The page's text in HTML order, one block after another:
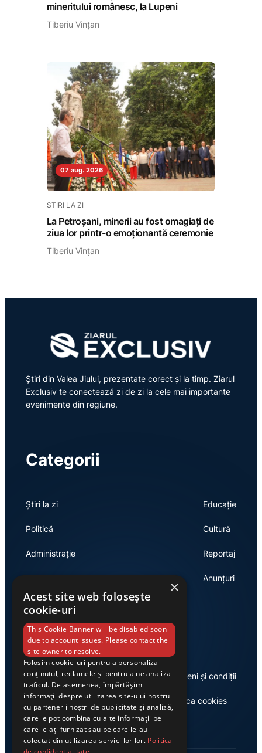
mineritului românesc, la Lupeni
Tiberiu Vințan
07 aug. 2026
STIRI LA ZI
La Petroșani, minerii au fost omagiați de
ziua lor printr-o emoționantă ceremonie
Tiberiu Vințan
Știri din Valea Jiului, prezentate corect și la timp. Ziarul
Exclusiv te conectează zi de zi la cele mai importante
evenimente din regiune.
Categorii
Știri la zi
Politică
Administrație
Economie
Educație
Cultură
Reportaj
Anunțuri
Link-uri utile
Despre noi
Casa de editură Exclusiv
Termeni și condiții
Politica cookies
×
Acest site web folosește
cookie-uri
This Cookie Banner will be disabled soon
due to account issues. Please contact the
site owner to resolve.
Folosim cookie-uri pentru a personaliza
conținutul, reclamele și pentru a ne analiza
traficul. De asemenea, împărtășim
informații despre utilizarea site-ului nostru
cu partenerii noștri de publicitate și analiză,
care le pot combina cu alte informații pe
care le-ați furnizat sau pe care le-au
colectat din utilizarea serviciilor lor. Politica